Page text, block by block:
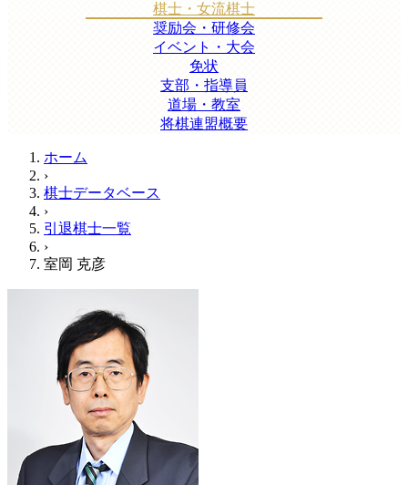
棋士・女流棋士
奨励会・研修会
イベント・大会
免状
支部・指導員
道場・教室
将棋連盟概要
ホーム
›
棋士データベース
›
引退棋士一覧
›
室岡 克彦